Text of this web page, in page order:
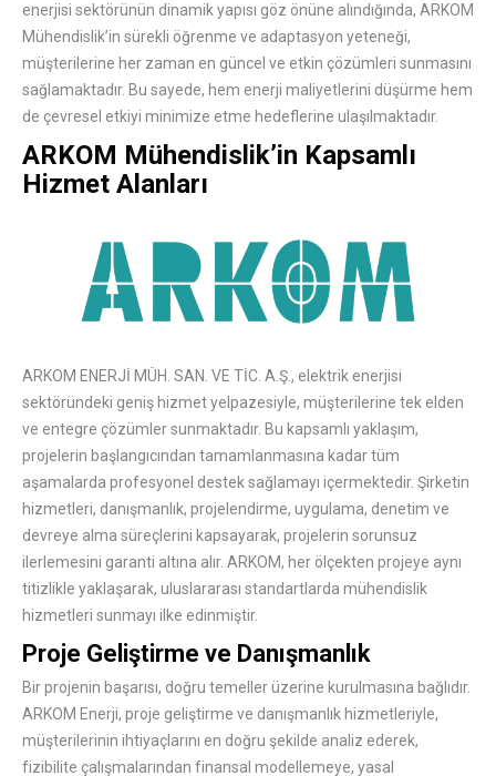
enerjisi sektörünün dinamik yapısı göz önüne alındığında, ARKOM
Mühendislik’in sürekli öğrenme ve adaptasyon yeteneği,
müşterilerine her zaman en güncel ve etkin çözümleri sunmasını
sağlamaktadır. Bu sayede, hem enerji maliyetlerini düşürme hem
de çevresel etkiyi minimize etme hedeflerine ulaşılmaktadır.
ARKOM Mühendislik’in Kapsamlı
Hizmet Alanları
ARKOM ENERJİ MÜH. SAN. VE TİC. A.Ş., elektrik enerjisi
sektöründeki geniş hizmet yelpazesiyle, müşterilerine tek elden
ve entegre çözümler sunmaktadır. Bu kapsamlı yaklaşım,
projelerin başlangıcından tamamlanmasına kadar tüm
aşamalarda profesyonel destek sağlamayı içermektedir. Şirketin
hizmetleri, danışmanlık, projelendirme, uygulama, denetim ve
devreye alma süreçlerini kapsayarak, projelerin sorunsuz
ilerlemesini garanti altına alır. ARKOM, her ölçekten projeye aynı
titizlikle yaklaşarak, uluslararası standartlarda mühendislik
hizmetleri sunmayı ilke edinmiştir.
Proje Geliştirme ve Danışmanlık
Bir projenin başarısı, doğru temeller üzerine kurulmasına bağlıdır.
ARKOM Enerji, proje geliştirme ve danışmanlık hizmetleriyle,
müşterilerinin ihtiyaçlarını en doğru şekilde analiz ederek,
fizibilite çalışmalarından finansal modellemeye, yasal